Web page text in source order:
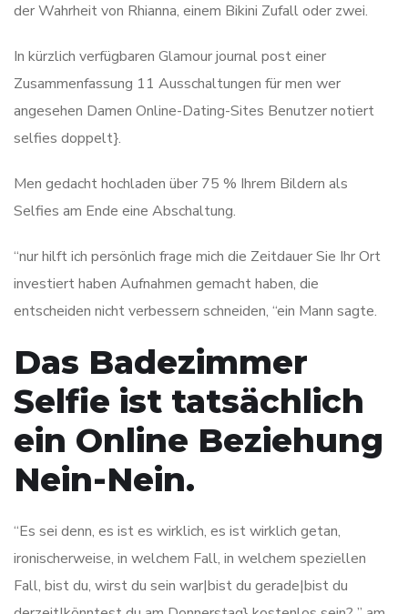
der Wahrheit von Rhianna, einem Bikini Zufall oder zwei.
In kürzlich verfügbaren Glamour journal post einer
Zusammenfassung 11 Ausschaltungen für men wer
angesehen Damen Online-Dating-Sites Benutzer notiert
selfies doppelt}.
Men gedacht hochladen über 75 % Ihrem Bildern als
Selfies am Ende eine Abschaltung.
“nur hilft ich persönlich frage mich die Zeitdauer Sie Ihr Ort
investiert haben Aufnahmen gemacht haben, die
entscheiden nichtverbessern schneiden, “ein Mann sagte.
Das Badezimmer
Selfie ist tatsächlich
ein Online Beziehung
Nein-Nein.
“Es sei denn, es ist es wirklich, es ist wirklich getan,
ironischerweise, in welchem ​​Fall, in welchem ​​speziellen
Fall, bist du, wirst du sein war|bist du gerade|bist du